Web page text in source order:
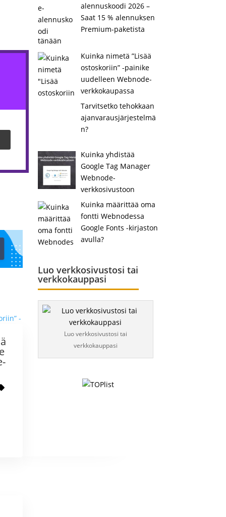
alennuskoodi 2026 –
Saat 15 % alennuksen
Premium-paketista
tänään
Kuinka nimetä ”Lisää
ostoskoriin” -painike
uudelleen Webnode-
verkkokaupassa
Tarvitsetko tehokkaan
ajanvarausjärjestelmä
n?
Kuinka yhdistää
Google Tag Manager
Webnode-
verkkosivustoon
Kuinka määrittää oma
fontti Webnodessa
Google Fonts -kirjaston
avulla?
Luo verkkosivustosi tai
verkkokauppasi
Luo verkkosivustosi tai
verkkokauppasi